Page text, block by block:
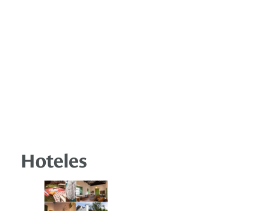
Hoteles